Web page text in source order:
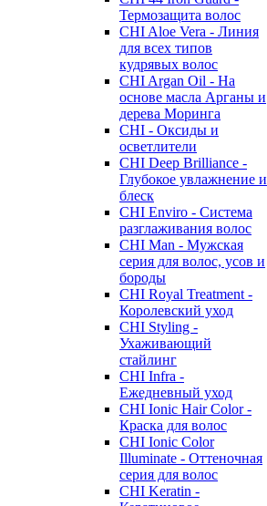
Термозащита волос
CHI Aloe Vera - Линия
для всех типов
кудрявых волос
CHI Argan Oil - На
основе масла Арганы и
дерева Моринга
CHI - Оксиды и
осветлители
CHI Deep Brilliance -
Глубокое увлажнение и
блеск
CHI Enviro - Система
разглаживания волос
CHI Man - Мужская
серия для волос, усов и
бороды
CHI Royal Treatment -
Королевский уход
CHI Styling -
Ухаживающий
стайлинг
CHI Infra -
Ежедневный уход
CHI Ionic Hair Color -
Краска для волос
CHI Ionic Color
Illuminate - Оттеночная
серия для волос
CHI Keratin -